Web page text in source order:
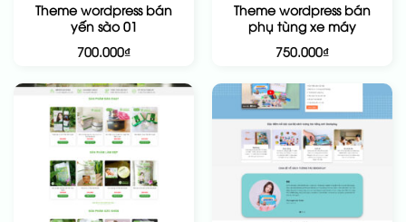
Theme wordpress bán
yến sào 01
700.000₫
Theme wordpress bán
phụ tùng xe máy
750.000₫